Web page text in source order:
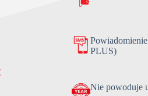
PLUS)
Nie powoduje